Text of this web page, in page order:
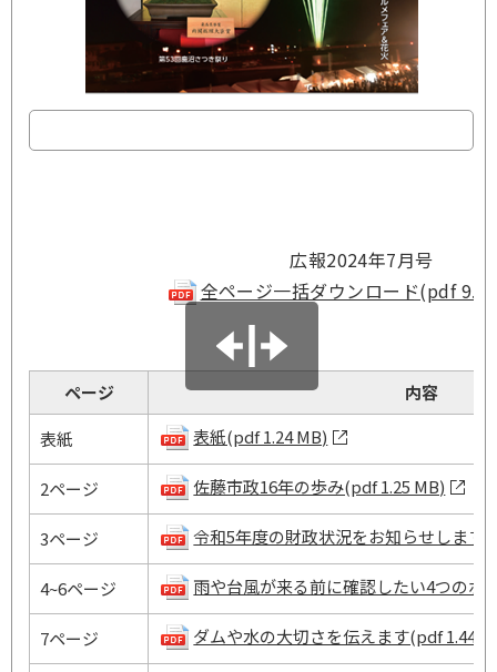
広報2024年7月号
全ページ一括ダウンロード(pdf
ページ
内容
表紙
表紙(pdf 1.24 MB)
2ページ 佐藤市政16年の歩み(pdf 1.25 MB)
3ページ 令和5年度の財政状況をお知らせします
4~6ページ 雨や台風が来る前に確認したい4つのポ
7ページ ダムや水の大切さを伝えます(pdf 1.44